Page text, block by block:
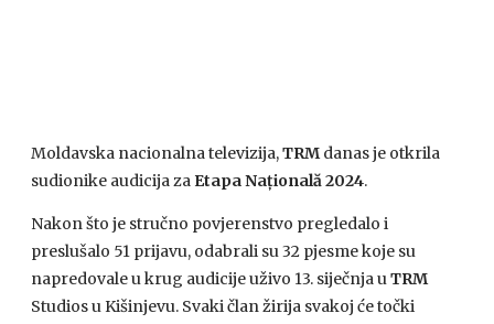
Moldavska nacionalna televizija,TRM danas je otkrila
sudionike audicija za Etapa Națională 2024.
Nakon što je stručno povjerenstvo pregledalo i
preslušalo 51 prijavu, odabrali su 32 pjesme koje su
napredovale u krug audicije uživo 13. siječnja u TRM
Studios u Kišinjevu. Svaki član žirija svakoj će točki